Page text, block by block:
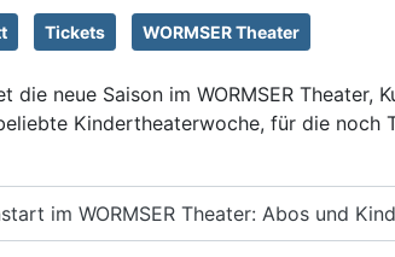
Tickets WORMSER Theater
die neue Saison im WORMSER
Kindertheaterwoche, für die noch
im WORMSER Theater: Abos und